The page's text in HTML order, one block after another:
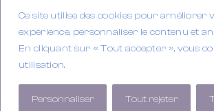
Ce site utilise des cookies pour améliorer
expérience, personnaliser le contenu et
En cliquant sur « Tout accepter », vous
utilisation.
Personnaliser Tout rejeter
Photographe à Mulhouse-Riedisheim (68)
Tél. : 06.32.63.34.98
E-mail :contact@gerarddubail.fr
Copyright © 2025 Gerard Dubail — Tous